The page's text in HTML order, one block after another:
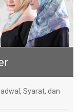
Syarat, dan